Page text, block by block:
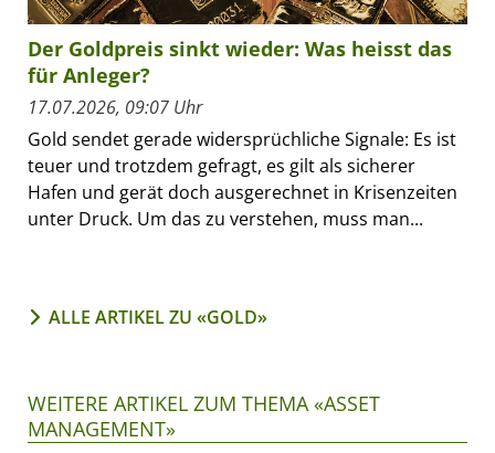
Der Goldpreis sinkt wieder: Was heisst das
für Anleger?
17.07.2026, 09:07 Uhr
Gold sendet gerade widersprüchliche Signale: Es ist
teuer und trotzdem gefragt, es gilt als sicherer
Hafen und gerät doch ausgerechnet in Krisenzeiten
unter Druck. Um das zu verstehen, muss man...
ALLE ARTIKEL ZU «GOLD»
WEITERE ARTIKEL ZUM THEMA «ASSET
MANAGEMENT»